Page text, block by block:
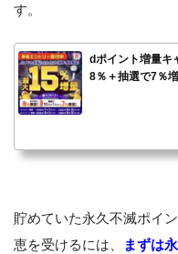
す。
dポイント増量キ
8％＋抽選で7％
貯めていた永久不滅ポイ
恵を受けるには、
まずは